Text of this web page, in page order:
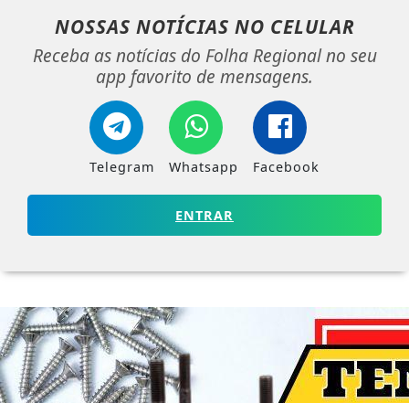
NOSSAS NOTÍCIAS NO CELULAR
Receba as notícias do Folha Regional no seu
app favorito de mensagens.
Telegram Whatsapp Facebook
ENTRAR